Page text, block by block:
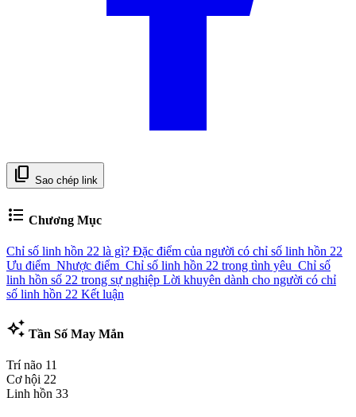
content_copy Sao chép link
format_list_bulleted Chương Mục
Chỉ số linh hồn 22 là gì? Đặc điểm của người có chỉ số linh hồn 22
Ưu điểm Nhược điểm Chỉ số linh hồn 22 trong tình yêu Chỉ số
linh hồn số 22 trong sự nghiệp Lời khuyên dành cho người có chỉ
số linh hồn 22 Kết luận
auto_awesome Tần Số May Mắn
Trí não 11
Cơ hội 22
Linh hồn 33